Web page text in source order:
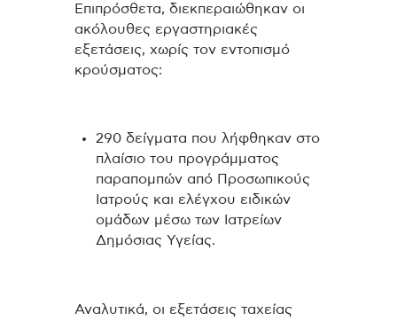
Επιπρόσθετα, διεκπεραιώθηκαν οι
ακόλουθες εργαστηριακές
εξετάσεις, χωρίς τον εντοπισμό
κρούσματος:
290 δείγματα που λήφθηκαν στο
πλαίσιο του προγράμματος
παραπομπών από Προσωπικούς
Ιατρούς και ελέγχου ειδικών
ομάδων μέσω των Ιατρείων
Δημόσιας Υγείας.
Αναλυτικά, οι εξετάσεις ταχείας